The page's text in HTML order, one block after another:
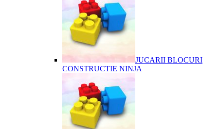
JUCARII BLOCURI
CONSTRUCTIE NINJA